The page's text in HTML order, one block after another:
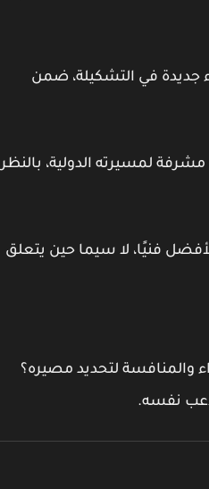
جديدة في التشكيلة، ضمن
لمسيرته الدولية، بالنظر
فنيًا، لا سيما حين يتعلق
والمنافسة لتحديد مصيره؟
نفسه.